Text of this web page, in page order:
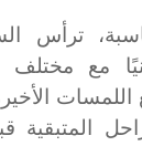
ترأس
مع مختلف
المتبقية